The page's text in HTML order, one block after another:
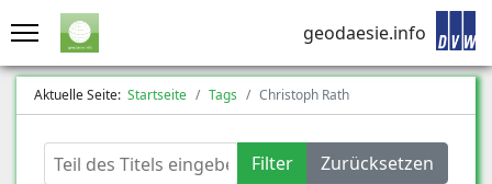
geodaesie.info
Aktuelle Seite: Startseite Tags Christoph Rath
Teil des Titels eingeben Filter
Zurücksetzen